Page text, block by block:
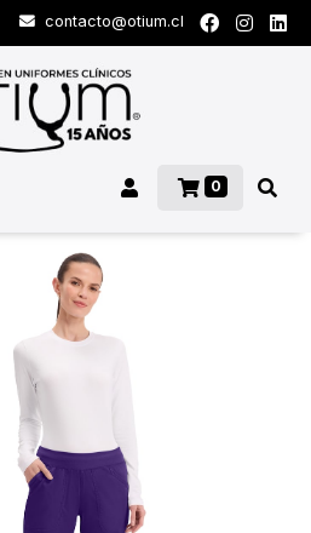
contacto@otium.cl
0